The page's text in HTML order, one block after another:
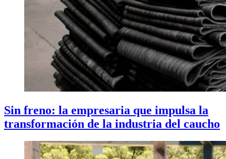
Sin freno: la empresaria que impulsa la
transformación de la industria del caucho